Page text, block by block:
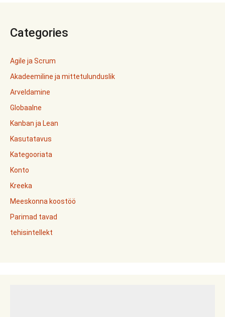
Categories
Agile ja Scrum
Akadeemiline ja mittetulunduslik
Arveldamine
Globaalne
Kanban ja Lean
Kasutatavus
Kategooriata
Konto
Kreeka
Meeskonna koostöö
Parimad tavad
tehisintellekt